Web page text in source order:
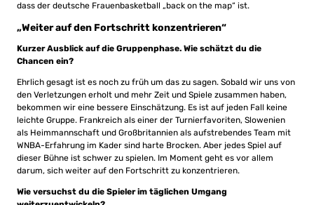
dass der deutsche Frauenbasketball „back on the map“ ist.
„Weiter auf den Fortschritt konzentrieren“
Kurzer Ausblick auf die Gruppenphase. Wie schätzt du die
Chancen ein?
Ehrlich gesagt ist es noch zu früh um das zu sagen. Sobald wir uns von
den Verletzungen erholt und mehr Zeit und Spiele zusammen haben,
bekommen wir eine bessere Einschätzung. Es ist auf jeden Fall keine
leichte Gruppe. Frankreich als einer der Turnierfavoriten, Slowenien
als Heimmannschaft und Großbritannien als aufstrebendes Team mit
WNBA-Erfahrung im Kader sind harte Brocken. Aber jedes Spiel auf
dieser Bühne ist schwer zu spielen. Im Moment geht es vor allem
darum, sich weiter auf den Fortschritt zu konzentrieren.
Wie versuchst du die Spieler im täglichen Umgang